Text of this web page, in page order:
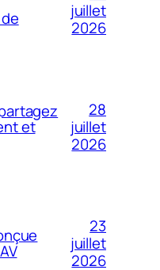
juillet
2026
et
28
juillet
2026
23
juillet
2026